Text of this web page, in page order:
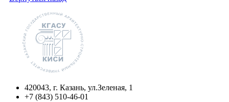
420043, г. Казань, ул.Зеленая, 1
+7 (843) 510-46-01